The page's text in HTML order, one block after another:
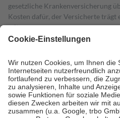
gesetzliche Krankenversicherung
Kosten dafür, der Versicherte trägt
mit.
Grundsätzlich leisten Mitglieder
höchstens zehn Euro.
Es sind
Kosten der Leistung zu entrichten.
Diese Regeln gelten grundsätzlich
Bei Heilmitteln und häuslicher
Zuzahlung zehn Prozent der
Verordnung.